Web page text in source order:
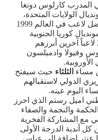
المدرب كارلوس دونغا
الولايات المتحدة،
ولاعب برشلونة واي سي ميلان وأفضل لاعب في العالم 1999
كوريا الجنوبية
واليابان 2002، كما سيحضر اليهما 21 لاعباً آخرين أبرزهم
وفيولا وادميلسون
الأوروبية.
مساء الثلثاء حيث سيفتح
الدولي لاستقبالهم
اليوم عينه.
اميل رستم الذي احرز
والنجمة والصفاء
مع المشاركة الفخرية
كل أندية الدرجة الأولى
عنتر إضافة الى عباس